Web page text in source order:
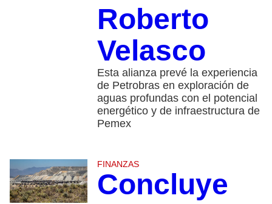
Roberto
Velasco
Esta alianza prevé la experiencia
de Petrobras en exploración de
aguas profundas con el potencial
energético y de infraestructura de
Pemex
FINANZAS
Concluye